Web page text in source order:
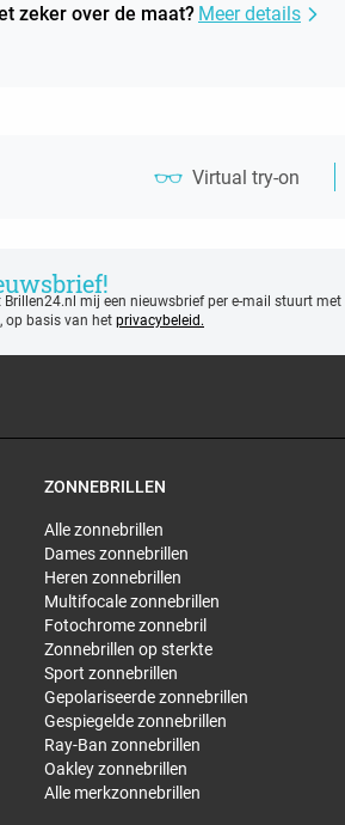
zeker over de maat? Meer details
Virtual try-on
mij een nieuwsbrief per e-mail stuurt met
op basis van het privacybeleid.
ZONNEBRILLEN
Alle zonnebrillen
Dames zonnebrillen
Heren zonnebrillen
Multifocale zonnebrillen
Fotochrome zonnebril
Zonnebrillen op sterkte
Sport zonnebrillen
Gepolariseerde zonnebrillen
Gespiegelde zonnebrillen
Ray-Ban zonnebrillen
Oakley zonnebrillen
Alle merkzonnebrillen